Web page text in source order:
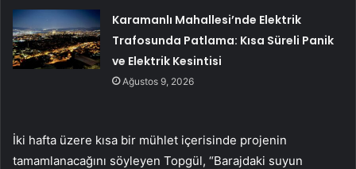
Karamanlı Mahallesi’nde Elektrik
Trafosunda Patlama: Kısa Süreli Panik
ve Elektrik Kesintisi
Ağustos 9, 2026
İki hafta üzere kısa bir mühlet içerisinde projenin
tamamlanacağını söyleyen Topgül, “Barajdaki suyun